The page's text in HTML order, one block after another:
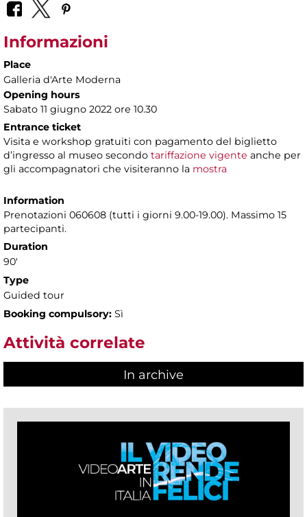
Informazioni
Place
Galleria d'Arte Moderna
Opening hours
Sabato 11 giugno 2022 ore 10.30
Entrance ticket
Visita e workshop gratuiti con pagamento del biglietto
d’ingresso al museo secondo tariffazione vigente anche per
gli accompagnatori che visiteranno la mostra
Information
Prenotazioni 060608 (tutti i giorni 9.00-19.00). Massimo 15
partecipanti.
Duration
90'
Type
Guided tour
Booking compulsory: Sì
Attività correlate
In archive